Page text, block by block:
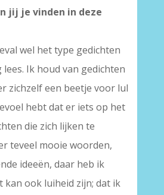
jij je vinden in deze
wel het type gedichten
Ik houd van gedichten
zichzelf een beetje voor lul
hebt dat er iets op het
die zich lijken te
teveel mooie woorden,
ideeën, daar heb ik
kan ook luiheid zijn; dat ik